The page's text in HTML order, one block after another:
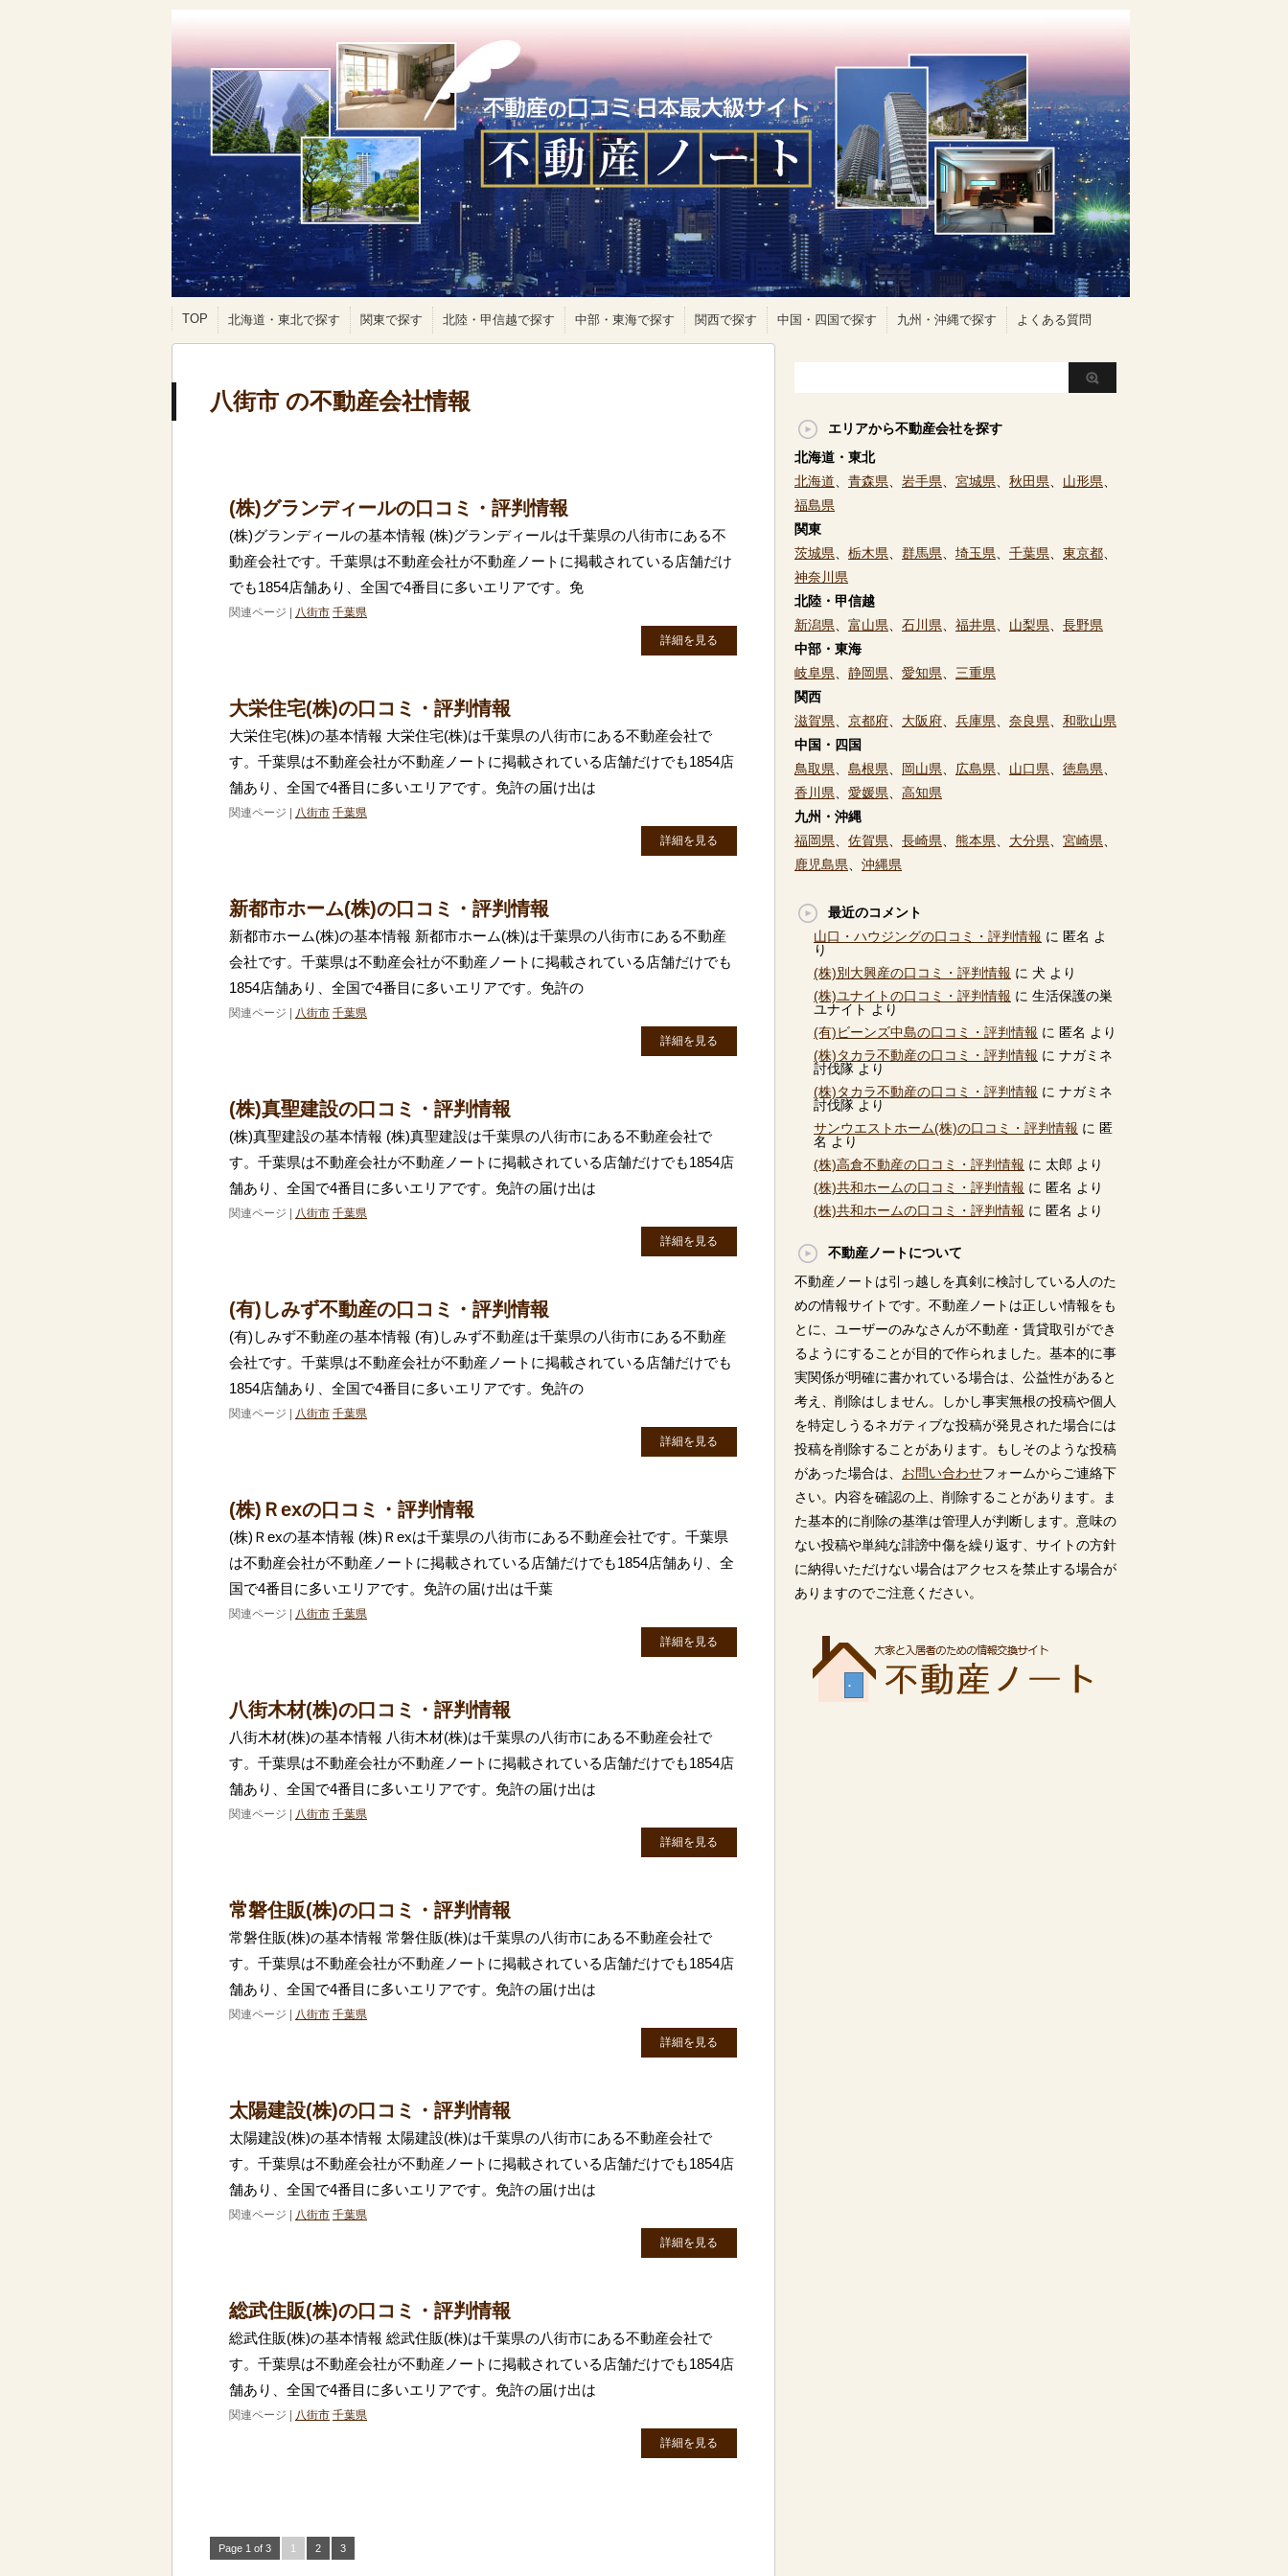
TOP 北海道・東北で探す 関東で探す 北陸・甲信越で探す 中部・東海で探す 関西で探す 中国・四国で探す 九州・沖縄で探す よくある質問
八街市 の不動産会社情報
(株)グランディールの口コミ・評判情報
(株)グランディールの基本情報 (株)グランディールは千葉県の八街市にある不
動産会社です。千葉県は不動産会社が不動産ノートに掲載されている店舗だけ
でも1854店舗あり、全国で4番目に多いエリアです。免
関連ページ | 八街市 千葉県
詳細を見る
大栄住宅(株)の口コミ・評判情報
大栄住宅(株)の基本情報 大栄住宅(株)は千葉県の八街市にある不動産会社で
す。千葉県は不動産会社が不動産ノートに掲載されている店舗だけでも1854店
舗あり、全国で4番目に多いエリアです。免許の届け出は
関連ページ | 八街市 千葉県
詳細を見る
新都市ホーム(株)の口コミ・評判情報
新都市ホーム(株)の基本情報 新都市ホーム(株)は千葉県の八街市にある不動産
会社です。千葉県は不動産会社が不動産ノートに掲載されている店舗だけでも
1854店舗あり、全国で4番目に多いエリアです。免許の
関連ページ | 八街市 千葉県
詳細を見る
(株)真聖建設の口コミ・評判情報
(株)真聖建設の基本情報 (株)真聖建設は千葉県の八街市にある不動産会社で
す。千葉県は不動産会社が不動産ノートに掲載されている店舗だけでも1854店
舗あり、全国で4番目に多いエリアです。免許の届け出は
関連ページ | 八街市 千葉県
詳細を見る
(有)しみず不動産の口コミ・評判情報
(有)しみず不動産の基本情報 (有)しみず不動産は千葉県の八街市にある不動産
会社です。千葉県は不動産会社が不動産ノートに掲載されている店舗だけでも
1854店舗あり、全国で4番目に多いエリアです。免許の
関連ページ | 八街市 千葉県
詳細を見る
(株)Ｒexの口コミ・評判情報
(株)Ｒexの基本情報 (株)Ｒexは千葉県の八街市にある不動産会社です。千葉県
は不動産会社が不動産ノートに掲載されている店舗だけでも1854店舗あり、全
国で4番目に多いエリアです。免許の届け出は千葉
関連ページ | 八街市 千葉県
詳細を見る
八街木材(株)の口コミ・評判情報
八街木材(株)の基本情報 八街木材(株)は千葉県の八街市にある不動産会社で
す。千葉県は不動産会社が不動産ノートに掲載されている店舗だけでも1854店
舗あり、全国で4番目に多いエリアです。免許の届け出は
関連ページ | 八街市 千葉県
詳細を見る
常磐住販(株)の口コミ・評判情報
常磐住販(株)の基本情報 常磐住販(株)は千葉県の八街市にある不動産会社で
す。千葉県は不動産会社が不動産ノートに掲載されている店舗だけでも1854店
舗あり、全国で4番目に多いエリアです。免許の届け出は
関連ページ | 八街市 千葉県
詳細を見る
太陽建設(株)の口コミ・評判情報
太陽建設(株)の基本情報 太陽建設(株)は千葉県の八街市にある不動産会社で
す。千葉県は不動産会社が不動産ノートに掲載されている店舗だけでも1854店
舗あり、全国で4番目に多いエリアです。免許の届け出は
関連ページ | 八街市 千葉県
詳細を見る
総武住販(株)の口コミ・評判情報
総武住販(株)の基本情報 総武住販(株)は千葉県の八街市にある不動産会社で
す。千葉県は不動産会社が不動産ノートに掲載されている店舗だけでも1854店
舗あり、全国で4番目に多いエリアです。免許の届け出は
関連ページ | 八街市 千葉県
詳細を見る
Page 1 of 3 1 2 3
エリアから不動産会社を探す
北海道・東北
北海道
青森県 岩手県 宮城県 秋田県 山形県
福島県
関東
茨城県
栃木県 群馬県 埼玉県 千葉県 東京都
神奈川県
北陸・甲信越
新潟県
富山県 石川県 福井県 山梨県
長野県
中部・東海
岐阜県
静岡県 愛知県
三重県
関西
滋賀県
京都府 大阪府 兵庫県 奈良県
和歌山県
中国・四国
鳥取県
島根県 岡山県 広島県 山口県 徳島県
香川県
愛媛県
高知県
九州・沖縄
福岡県
佐賀県 長崎県 熊本県 大分県 宮崎県
鹿児島県
沖縄県
最近のコメント
山口・ハウジングの口コミ・評判情報 に 匿名 よ
り
(株)別大興産の口コミ・評判情報 に 犬 より
(株)ユナイトの口コミ・評判情報 に 生活保護の巣
ユナイト より
(有)ビーンズ中島の口コミ・評判情報 に 匿名 より
(株)タカラ不動産の口コミ・評判情報 に ナガミネ
討伐隊 より
(株)タカラ不動産の口コミ・評判情報 に ナガミネ
討伐隊 より
サンウエストホーム(株)の口コミ・評判情報 に 匿
名 より
(株)高倉不動産の口コミ・評判情報 に 太郎 より
(株)共和ホームの口コミ・評判情報 に 匿名 より
(株)共和ホームの口コミ・評判情報 に 匿名 より
不動産ノートについて
不動産ノートは引っ越しを真剣に検討している人のた
めの情報サイトです。不動産ノートは正しい情報をも
とに、ユーザーのみなさんが不動産・賃貸取引ができ
るようにすることが目的で作られました。基本的に事
実関係が明確に書かれている場合は、公益性があると
考え、削除はしません。しかし事実無根の投稿や個人
を特定しうるネガティブな投稿が発見された場合には
投稿を削除することがあります。もしそのような投稿
があった場合は、 お問い合わせフォームからご連絡下
さい。内容を確認の上、削除することがあります。ま
た基本的に削除の基準は管理人が判断します。意味の
ない投稿や単純な誹謗中傷を繰り返す、サイトの方針
に納得いただけない場合はアクセスを禁止する場合が
ありますのでご注意ください。